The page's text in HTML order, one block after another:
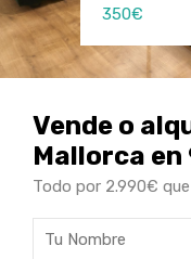
350€
150€
150€
Vende o
Mallorca en
Todo por 2.990€